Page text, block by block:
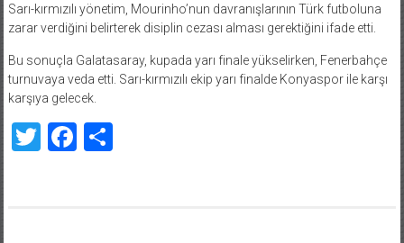
Sarı-kırmızılı yönetim, Mourinho’nun davranışlarının Türk futboluna
zarar verdiğini belirterek disiplin cezası alması gerektiğini ifade etti.
Bu sonuçla Galatasaray, kupada yarı finale yükselirken, Fenerbahçe
turnuvaya veda etti. Sarı-kırmızılı ekip yarı finalde Konyaspor ile karşı
karşıya gelecek.
TwitterFacebook
Share